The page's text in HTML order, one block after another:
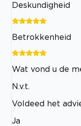
Deskundigheid
Betrokkenheid
Wat vond u de
N.v.t.
Voldeed het
Ja